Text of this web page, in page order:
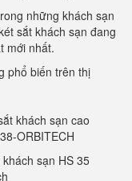
những khách sạn
sắt khách sạn đang
mới nhất.
phổ biến trên thị
khách sạn HS 35